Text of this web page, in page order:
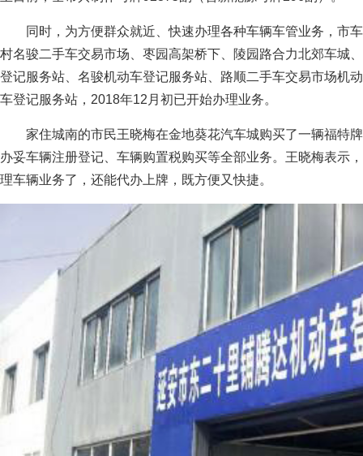
同时，为方便群众就近、快速办理各种车辆车管业务，市
村名骏二手车交易市场、枣园高架桥下、陵园路合力北郊车城
登记服务站、名骏机动车登记服务站、路顺二手车交易市场机
车登记服务站，2018年12月初已开始办理业务。
家住城南的市民王晓梅在金地葵花汽车城购买了一辆福特
办妥车辆注册登记、车辆购置税购买等全部业务。王晓梅表示
理车辆业务了，还能代办上牌，既方便又快捷。